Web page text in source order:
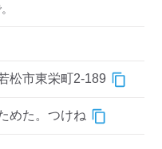
松市東栄町2-189
めた。つけね